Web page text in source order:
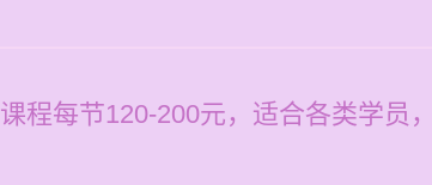
程每节120-200元，适合各类学员